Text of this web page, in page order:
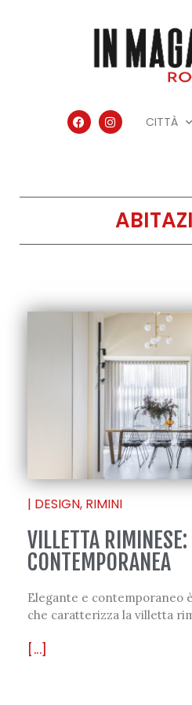
CITTÀ
| DESIGN, RIMINI
VILLETTA RIMINESE:
CONTEMPORANEA
Elegante e contemporaneo
che caratterizza la villetta
[...]